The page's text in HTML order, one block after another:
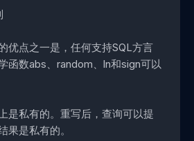
优点之一是，任何支持SQL方言
函数abs、random、ln和sign可以
是私有的。重写后，查询可以提
果是私有的。